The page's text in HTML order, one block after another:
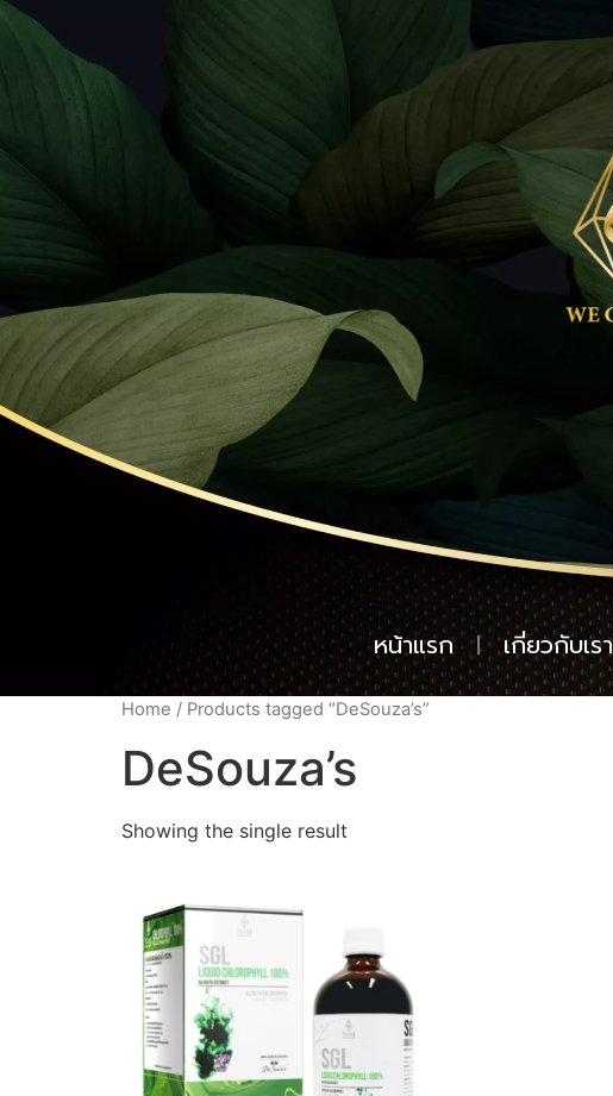
หน้าแรก เกี่ยวกับเรา
Home / Products tagged “DeSouza’s”
DeSouza’s
Showing the single result